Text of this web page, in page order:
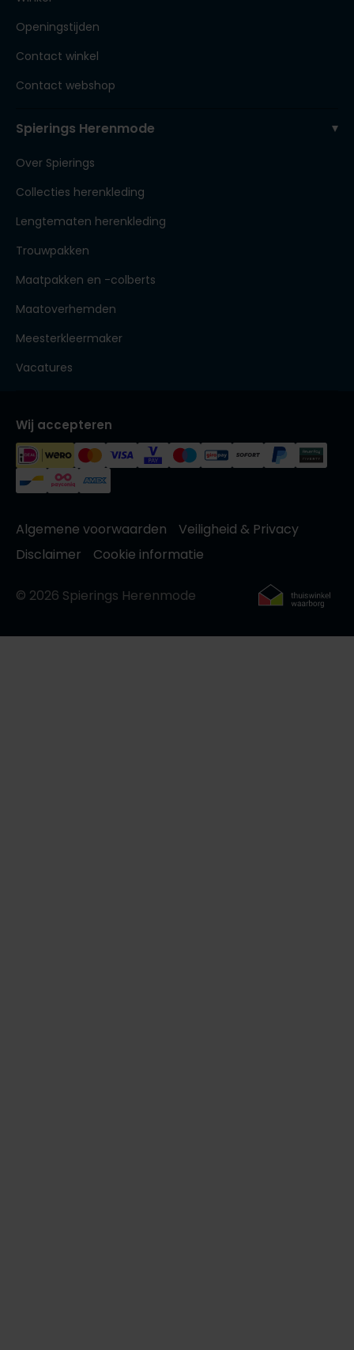
Openingstijden
Contact winkel
Contact webshop
Spierings Herenmode
Over Spierings
Collecties herenkleding
Lengtematen herenkleding
Trouwpakken
Maatpakken en -colberts
Maatoverhemden
Meesterkleermaker
Vacatures
Wij accepteren
Algemene voorwaarden
Veiligheid & Privacy
Disclaimer
Cookie informatie
© 2026 Spierings Herenmode